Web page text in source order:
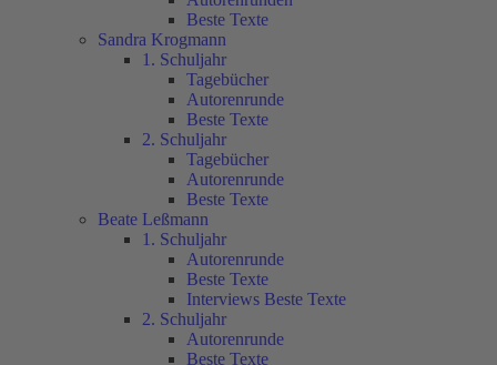
Beste Texte
Sandra Krogmann
1. Schuljahr
Tagebücher
Autorenrunde
Beste Texte
2. Schuljahr
Tagebücher
Autorenrunde
Beste Texte
Beate Leßmann
1. Schuljahr
Autorenrunde
Beste Texte
Interviews Beste Texte
2. Schuljahr
Autorenrunde
Beste Texte